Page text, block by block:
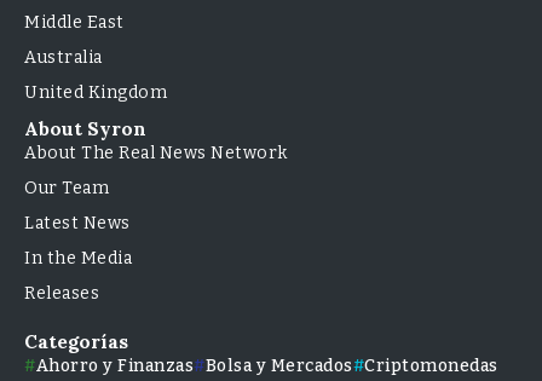
Middle East
Australia
United Kingdom
About Syron
About The Real News Network
Our Team
Latest News
In the Media
Releases
Categorías
Ahorro y Finanzas Bolsa y Mercados
Criptomonedas